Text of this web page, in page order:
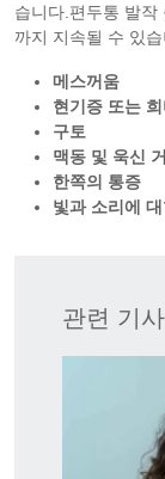
습니다.편두통 발작
까지 지속될 수 있
메스꺼움
현기증 또는
구토
맥동 및 욱신
한쪽의 통증
빛과 소리에
관련 기사